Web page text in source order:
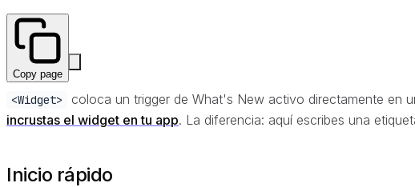
Copy page
<Widget>
coloca un trigger de What's New activo directamente en
incrustas el widget en tu app. La diferencia: aquí escribes una
Inicio rápido